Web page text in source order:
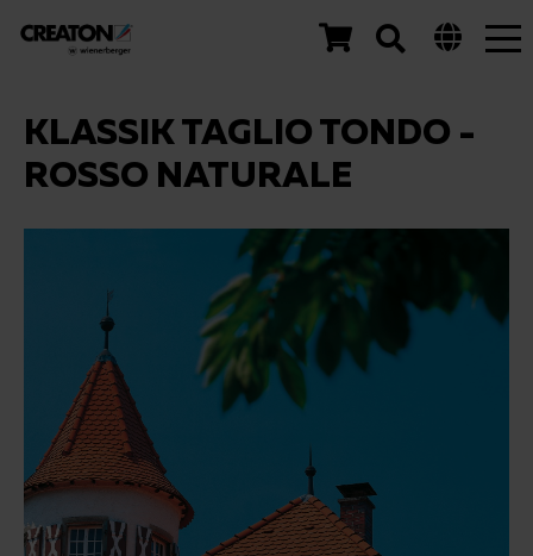
KLASSIK TAGLIO TONDO -
ROSSO NATURALE